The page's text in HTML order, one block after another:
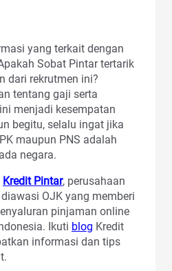
yang terkait dengan
Sobat Pintar tertarik
dari rekrutmen ini?
tentang gaji serta
menjadi kesempatan
begitu, selalu ingat jika
maupun PNS adalah
negara.
Kredit Pintar, perusahaan
OJK yang memberi
pinjaman online
Ikuti blog Kredit
informasi dan tips